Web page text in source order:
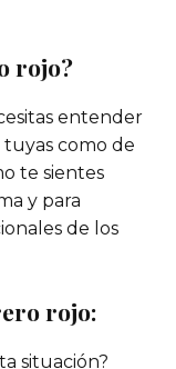
rojo?
entender
tuyas como de
te sientes
y para
de los
rojo:
situación?